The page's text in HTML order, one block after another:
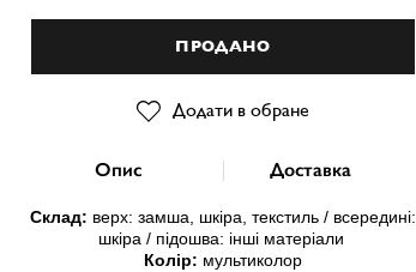
ПРОДАНО
Додати в обране
Опис Доставка
Склад: верх: замша, шкіра, текстиль / всередині:
шкіра / підошва: інші матеріали
Колір: мультиколор